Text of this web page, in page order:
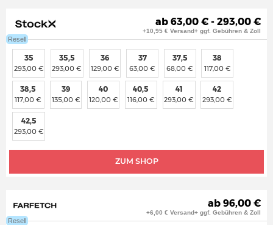
Resell
ab 63,00 € - 293,00 €
+10,95 € Versand+ ggf. Gebühren & Zoll
ZUM SHOP
35
293,00 €
35,5
293,00 €
36
129,00 €
37
63,00 €
37,5
68,00 €
38
117,00 €
38,5
117,00 €
39
135,00 €
40
120,00 €
40,5
116,00 €
41
293,00 €
42
293,00 €
42,5
293,00 €
Resell
ab 96,00 €
+6,00 € Versand+ ggf. Gebühren & Zoll